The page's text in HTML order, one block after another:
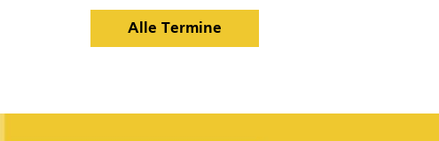
Alle Termine